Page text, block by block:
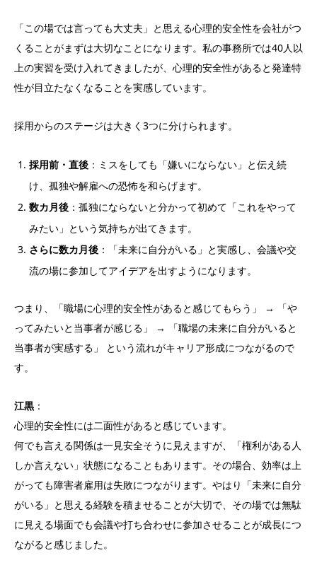
「この場では言っても大丈夫」と思える心理的安全性を会社がつ
くることがまずは大切なことになります。私の事務所では40人以
上の実習を受け入れてきましたが、心理的安全性があると発達特
性が目立たなくなることを実感しています。
採用からのステージは大きく3つに分けられます。
採用前・直後 ：ミスをしても「嫌いにならない」と伝え続
け、孤独や解雇への恐怖を和らげます。
数カ月後 ：孤独にならないと分かって初めて「これをやって
みたい」という気持ちが出てきます。
さらに数カ月後 ：「未来に自分がいる」と実感し、会議や交
流の場に参加してアイデアを出すようになります。
つまり、「職場に心理的安全性があると感じてもらう」 → 「や
ってみたいと当事者が感じる」 → 「職場の未来に自分がいると
当事者が実感する」 という流れがキャリア形成につながるので
す。
江黒 ：
心理的安全性には二面性があると感じています。
何でも言える関係は一見安全そうに見えますが、「権利がある人
しか言えない」状態になることもあります。その場合、効率は上
がっても障害者雇用は失敗につながります。やはり「未来に自分
がいる」と思える経験を積ませることが大切で、その場では無駄
に見える場面でも会議や打ち合わせに参加させることが成長につ
ながると感じました。